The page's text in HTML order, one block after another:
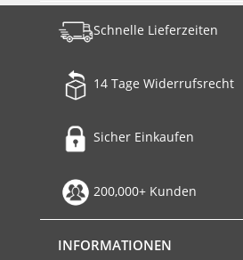
Schnelle Lieferzeiten
14 Tage Widerrufsrecht
Sicher Einkaufen
200,000+ Kunden
INFORMATIONEN